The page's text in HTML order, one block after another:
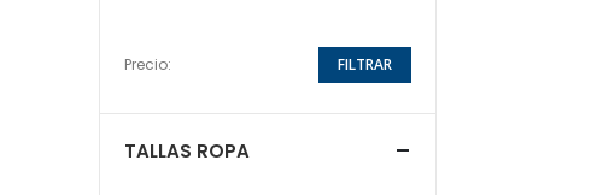
Precio: FILTRAR
TALLAS ROPA